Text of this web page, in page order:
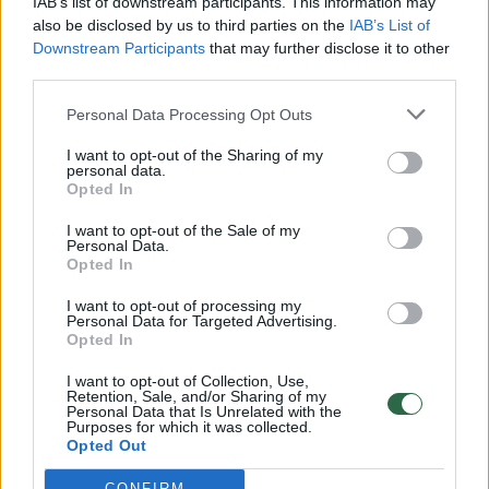
also be disclosed by us to third parties on the IAB’s List of
Downstream Participants that may further disclose it to other
Personal Data Processing Opt Outs
I want to opt-out of the Sharing of my
personal data.
Opted In
I want to opt-out of the Sale of my
Personal Data.
Opted In
I want to opt-out of processing my
Personal Data for Targeted Advertising.
Opted In
I want to opt-out of Collection, Use,
Retention, Sale, and/or Sharing of my
Personal Data that Is Unrelated with the
Purposes for which it was collected.
Opted Out
vaiko gyvybių išgelbėti nepavyko
Žinios | Lietuvos diena
00:00:57
Savaitės vidurys nusimato karštas: temperatūra kils iki
32 laipsnių šilumos
Žinios | Orai
Nufilmavo, kaip patvino Vilniaus Vakarinis aplinkkelis:
Žinios | Lietuvos diena
00:00:55
Avarija Vilniuje: į stotelę įsirėžęs automobilis sužalojo
dvi moteris